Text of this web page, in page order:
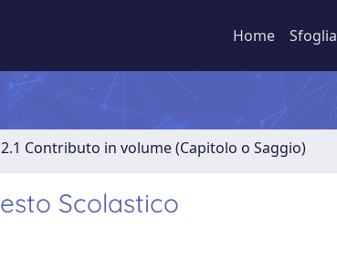
Home Sfoglia
2.1 Contributo in volume (Capitolo o Saggio)
Scolastico